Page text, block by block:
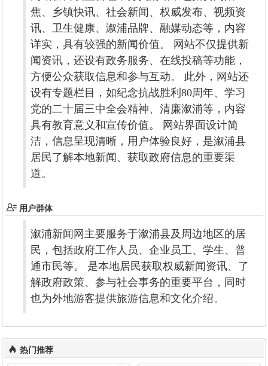
焦、乡镇快讯、社会新闻、权威发布、视频资
讯、卫生健康、溆浦品牌、融媒动态等，内容
详实，具有较强的新闻价值。 网站不仅提供新
闻资讯，还设有政务服务、在线投稿等功能，
方便公众获取信息和参与互动。 此外，网站还
设有专题栏目，如纪念抗战胜利80周年、学习
党的二十届三中全会精神、清廉溆浦等，内容
具有教育意义和宣传价值。 网站界面设计简
洁，信息呈现清晰，用户体验良好，是溆浦县
居民了解本地新闻、获取政府信息的重要渠
道。
用户群体
溆浦新闻网主要服务于溆浦县及周边地区的居
民，包括政府工作人员、企业员工、学生、普
通市民等。 是本地居民获取权威新闻资讯、了
解政府政策、参与社会事务的重要平台，同时
也为外地游客提供旅游信息和文化介绍。
热门推荐